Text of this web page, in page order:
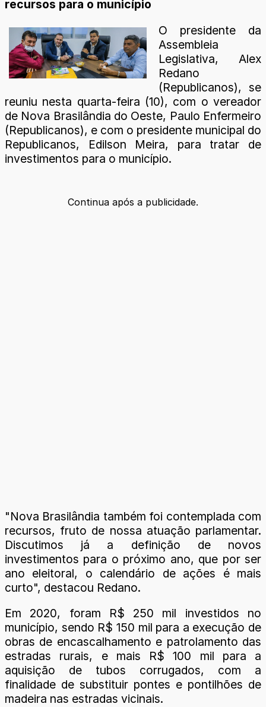
recursos para o município
O presidente da
Assembleia
Legislativa, Alex
Redano
(Republicanos), se
reuniu nesta quarta-feira (10), com o vereador
de Nova Brasilândia do Oeste, Paulo Enfermeiro
(Republicanos), e com o presidente municipal do
Republicanos, Edilson Meira, para tratar de
investimentos para o município.
Continua após a publicidade.
"Nova Brasilândia também foi contemplada com
recursos, fruto de nossa atuação parlamentar.
Discutimos já a definição de novos
investimentos para o próximo ano, que por ser
ano eleitoral, o calendário de ações é mais
curto", destacou Redano.
Em 2020, foram R$ 250 mil investidos no
município, sendo R$ 150 mil para a execução de
obras de encascalhamento e patrolamento das
estradas rurais, e mais R$ 100 mil para a
aquisição de tubos corrugados, com a
finalidade de substituir pontes e pontilhões de
madeira nas estradas vicinais.